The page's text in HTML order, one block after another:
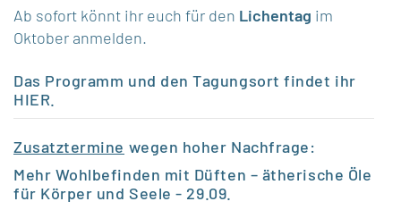
Ab sofort könnt ihr euch für den Lichentag im
Oktober anmelden.
Das Programm und den Tagungsort findet ihr
HIER
Zusatztermine wegen hoher Nachfrage:
Mehr Wohlbefinden mit Düften – ätherische Öle
für Körper und Seele - 29.09.